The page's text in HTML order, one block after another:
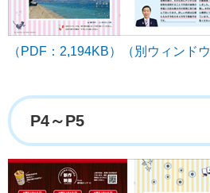
（PDF：2,194KB）（別ウィンド
P4～P5